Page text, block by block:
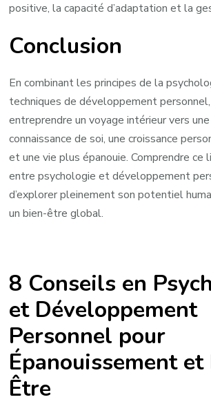
positive, la capacité d’adaptation et la
Conclusion
En combinant les principes de la
techniques de développement
entreprendre un voyage intérieur vers
connaissance de soi, une croissance
et une vie plus épanouie. Comprendre ce
entre psychologie et développement
d’explorer pleinement son potentiel
un bien-être global.
8 Conseils en
et Développement
Personnel pour
Épanouissement
Être